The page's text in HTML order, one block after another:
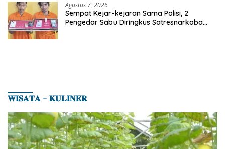
Agustus 7, 2026
Sempat Kejar-kejaran Sama Polisi, 2
Pengedar Sabu Diringkus Satresnarkoba
𝐖𝐈𝐒𝐀𝐓𝐀 – 𝐊𝐔𝐋𝐈𝐍𝐄𝐑